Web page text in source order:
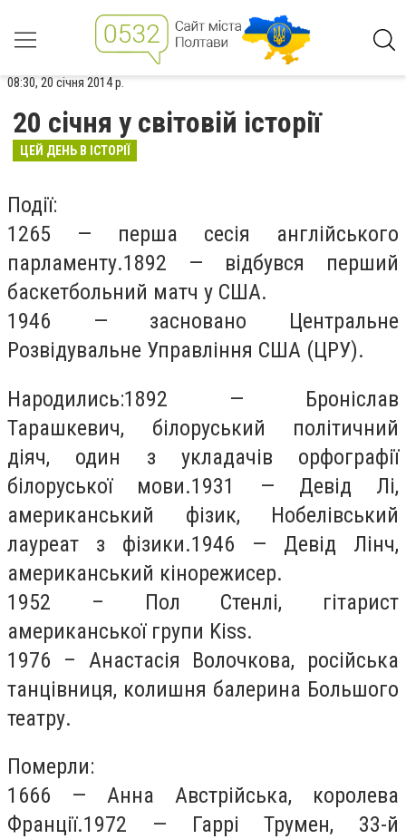
08:30, 20 січня 2014 р.
20 січня у світовій історії
ЦЕЙ ДЕНЬ В ІСТОРІЇ
Події:
1265 — перша сесія англійського
парламенту.1892 — відбувся перший
баскетбольний матч у США.
1946 — засновано Центральне
Розвідувальне Управління США (ЦРУ).
Народились:1892 — Броніслав
Тарашкевич, білоруський політичний
діяч, один з укладачів орфографії
білоруської мови.1931 — Девід Лі,
американський фізик, Нобелівський
лауреат з фізики.1946 — Девід Лінч,
американський кінорежисер.
1952 – Пол Стенлі, гітарист
американської групи Kiss.
1976 – Анастасія Волочкова, російська
танцівниця, колишня балерина Большого
театру.
Померли:
1666 — Анна Австрійська, королева
Франції.1972 — Гаррі Трумен, 33-й